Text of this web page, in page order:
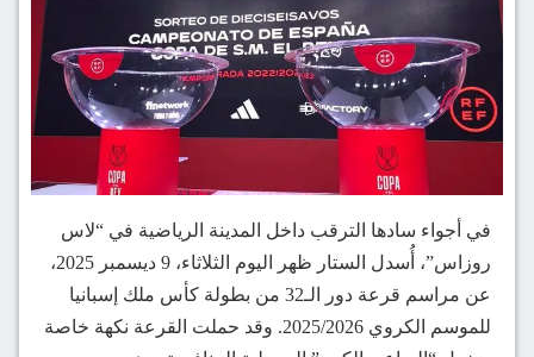
في أجواء سادها الترقب داخل المدينة الرياضية في “لاس
روزاس”، أُسدل الستار ظهر اليوم الثلاثاء، 9 ديسمبر 2025،
عن مراسم قرعة دور الـ32 من بطولة كأس ملك إسبانيا
للموسم الكروي 2025/2026. وقد حملت القرعة نكهة خاصة